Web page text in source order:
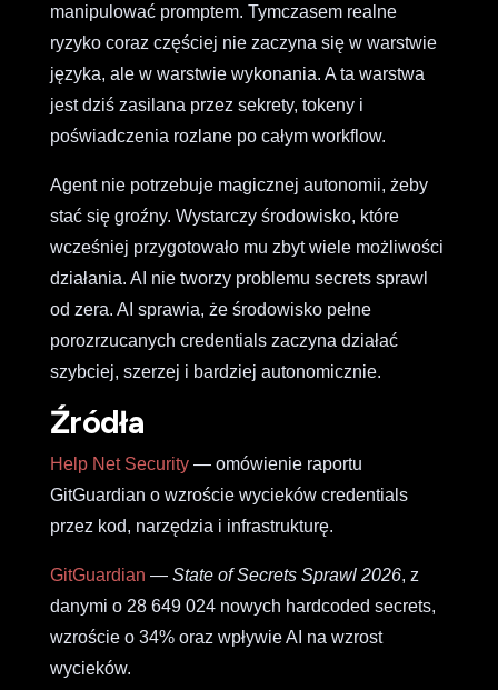
manipulować promptem. Tymczasem realne
ryzyko coraz częściej nie zaczyna się w warstwie
języka, ale w warstwie wykonania. A ta warstwa
jest dziś zasilana przez sekrety, tokeny i
poświadczenia rozlane po całym workflow.
Agent nie potrzebuje magicznej autonomii, żeby
stać się groźny. Wystarczy środowisko, które
wcześniej przygotowało mu zbyt wiele możliwości
działania. AI nie tworzy problemu secrets sprawl
od zera. AI sprawia, że środowisko pełne
porozrzucanych credentials zaczyna działać
szybciej, szerzej i bardziej autonomicznie.
Źródła
Help Net Security — omówienie raportu
GitGuardian o wzroście wycieków credentials
przez kod, narzędzia i infrastrukturę.
GitGuardian — State of Secrets Sprawl 2026, z
danymi o 28 649 024 nowych hardcoded secrets,
wzroście o 34% oraz wpływie AI na wzrost
wycieków.